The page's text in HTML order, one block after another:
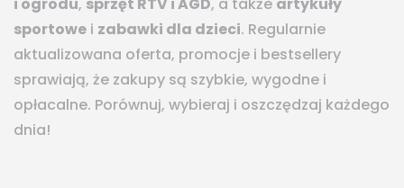
i ogrodu, sprzęt RTV i AGD, a także artykuły
sportowe i zabawki dla dzieci. Regularnie
aktualizowana oferta, promocje i bestsellery
sprawiają, że zakupy są szybkie, wygodne i
opłacalne. Porównuj, wybieraj i oszczędzaj każdego
dnia!